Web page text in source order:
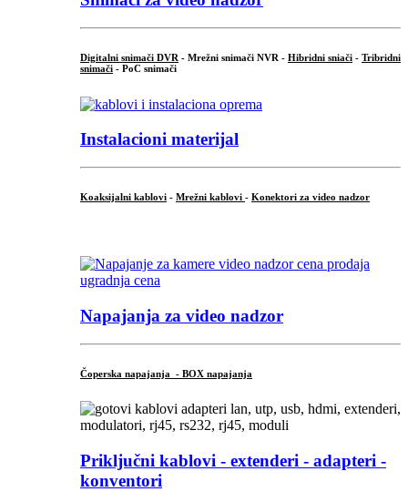
Digitalni snimači DVR - Mrežni snimači NVR - Hibridni sniači - Tribridni
snimači - PoC snimači
Instalacioni materijal
Koaksijalni kablovi - Mrežni kablovi - Konektori za video nadzor
Napajanja za video nadzor
Čoperska napajanja - BOX napajanja
Priključni kablovi - extenderi - adapteri -
konventori